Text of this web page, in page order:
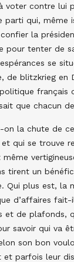
voter contre lui
parti qui, même
confier la
pour tenter de
se
de blitzkrieg en
français
que chacun
on la chute de
et qui se trouve
même
tirent un
Qui plus est, la
d’affaires
et de plafonds,
savoir qui va
son bon
et parfois leur